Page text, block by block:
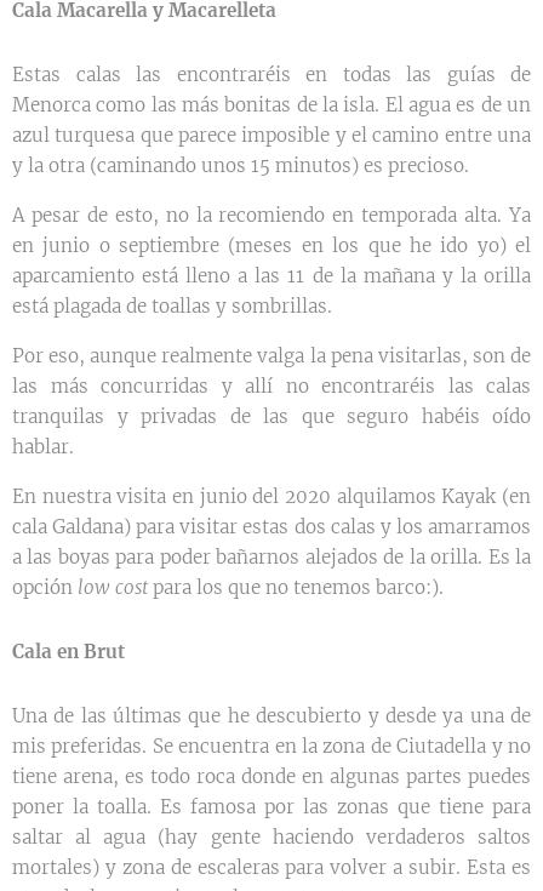
Cala Macarella y Macarelleta
Estas calas las encontraréis en todas las guías de
Menorca como las más bonitas de la isla. El agua es de un
azul turquesa que parece imposible y el camino entre una
y la otra (caminando unos 15 minutos) es precioso.
A pesar de esto, no la recomiendo en temporada alta. Ya
en junio o septiembre (meses en los que he ido yo) el
aparcamiento está lleno a las 11 de la mañana y la orilla
está plagada de toallas y sombrillas.
Por eso, aunque realmente valga la pena visitarlas, son de
las más concurridas y allí no encontraréis las calas
tranquilas y privadas de las que seguro habéis oído
hablar.
En nuestra visita en junio del 2020 alquilamos Kayak (en
cala Galdana) para visitar estas dos calas y los amarramos
a las boyas para poder bañarnos alejados de la orilla. Es la
opción low costpara los que no tenemos barco:).
Cala en Brut
Una de las últimas que he descubierto y desde ya una de
mis preferidas. Se encuentra en la zona de Ciutadella y no
tiene arena, es todo roca donde en algunas partes puedes
poner la toalla. Es famosa por las zonas que tiene para
saltar al agua (hay gente haciendo verdaderos saltos
mortales) y zona de escaleras para volver a subir. Esta es